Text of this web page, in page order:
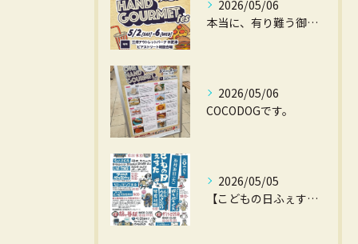
2026/05/06
本当に、有り難う御座いました。
2026/05/06
COCODOGです。
2026/05/05
【こどもの日ふぇすた】